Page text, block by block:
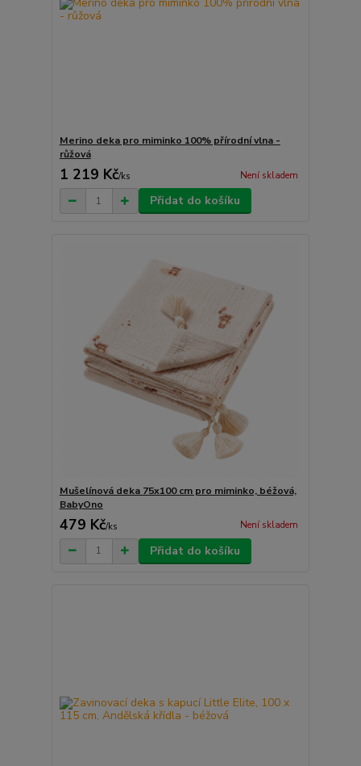
Merino deka pro miminko 100% přírodní vlna -
růžová
1 219 Kč/ks Není skladem
Přidat do košíku
Mušelínová deka 75x100 cm pro miminko, béžová,
BabyOno
479 Kč/ks Není skladem
Přidat do košíku